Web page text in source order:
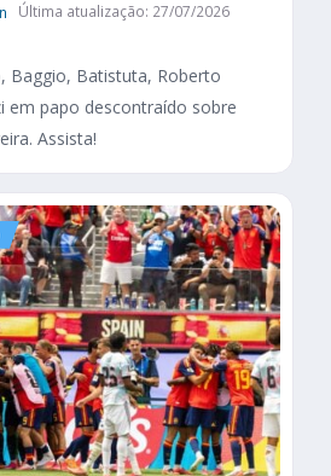
Última atualização: 27/07/2026
Baggio, Batistuta, Roberto
em papo descontraído sobre
Assista!